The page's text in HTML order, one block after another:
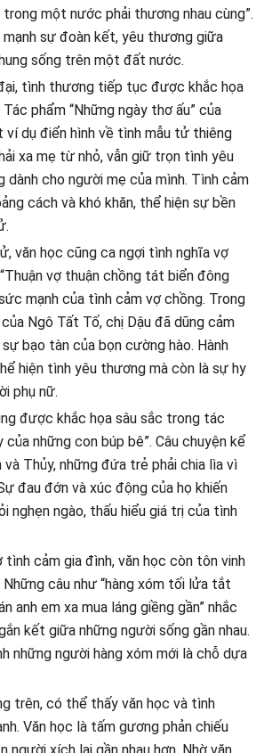
một nước phải thương nhau cùng”.
mạnh sự đoàn kết, yêu thương giữa
sống trên một đất nước.
tình thương tiếp tục được khắc họa
phẩm “Những ngày thơ ấu” của
ví dụ điển hình về tình mẫu tử thiêng
xa mẹ từ nhỏ, vẫn giữ trọn tình yêu
dành cho người mẹ của mình. Tình cảm
cách và khó khăn, thể hiện sự bền
văn học cũng ca ngợi tình nghĩa vợ
vợ thuận chồng tát biển đông
mạnh của tình cảm vợ chồng. Trong
Ngô Tất Tố, chị Dậu đã dũng cảm
bạo tàn của bọn cường hào. Hành
hiện tình yêu thương mà còn là sự hy
phụ nữ.
được khắc họa sâu sắc trong tác
của những con búp bê”. Câu chuyện kể
và Thủy, những đứa trẻ phải chia lìa vì
đau đớn và xúc động của họ khiến
nghẹn ngào, thấu hiểu giá trị của tình
tình cảm gia đình, văn học còn tôn vinh
câu như “hàng xóm tối lửa tắt
anh em xa mua láng giềng gần” nhắc
kết giữa những người sống gần nhau.
những người hàng xóm mới là chỗ dựa
trên, có thể thấy văn học và tình
Văn học là tấm gương phản chiếu